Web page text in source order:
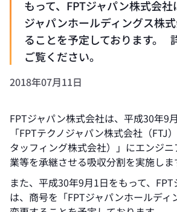
もって、FPTジャパン株式会
ジャパンホールディングス株
ることを予定しております。
ご覧ください。
2018年07月11日
FPTジャパン株式会社は、平成30年9
「FPTテクノジャパン株式会社（FTJ
タッフィング株式会社）」にエンジ
業等を承継させる吸収分割を実施しま
また、平成30年9月1日をもって、
は、商号を「FPTジャパンホールディ